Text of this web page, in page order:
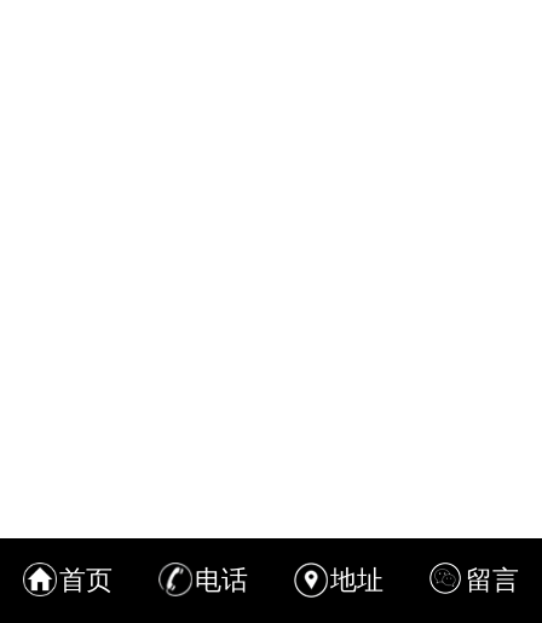
首页 电话 地址 留言